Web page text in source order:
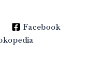
Facebook